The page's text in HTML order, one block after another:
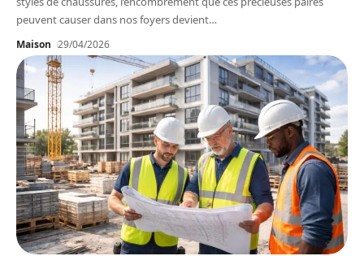
peuvent causer dans nos foyers devient…
Maison 29/04/2026